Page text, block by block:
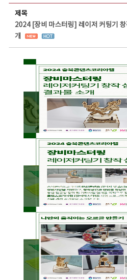
제목
2024 [장비 마스터링] 레이저 커팅기
개